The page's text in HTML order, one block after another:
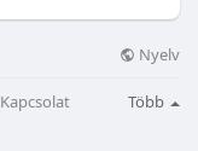
Nyelv
Kapcsolat Több